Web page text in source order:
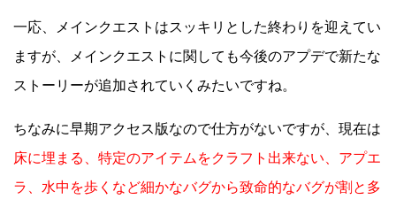
一応、メインクエストはスッキリとした終わりを迎えてい
ますが、メインクエストに関しても今後のアプデで新たな
ストーリーが追加されていくみたいですね。
ちなみに早期アクセス版なので仕方がないですが、現在は
床に埋まる、特定のアイテムをクラフト出来ない、アプエ
ラ、水中を歩くなど細かなバグから致命的なバグが割と多